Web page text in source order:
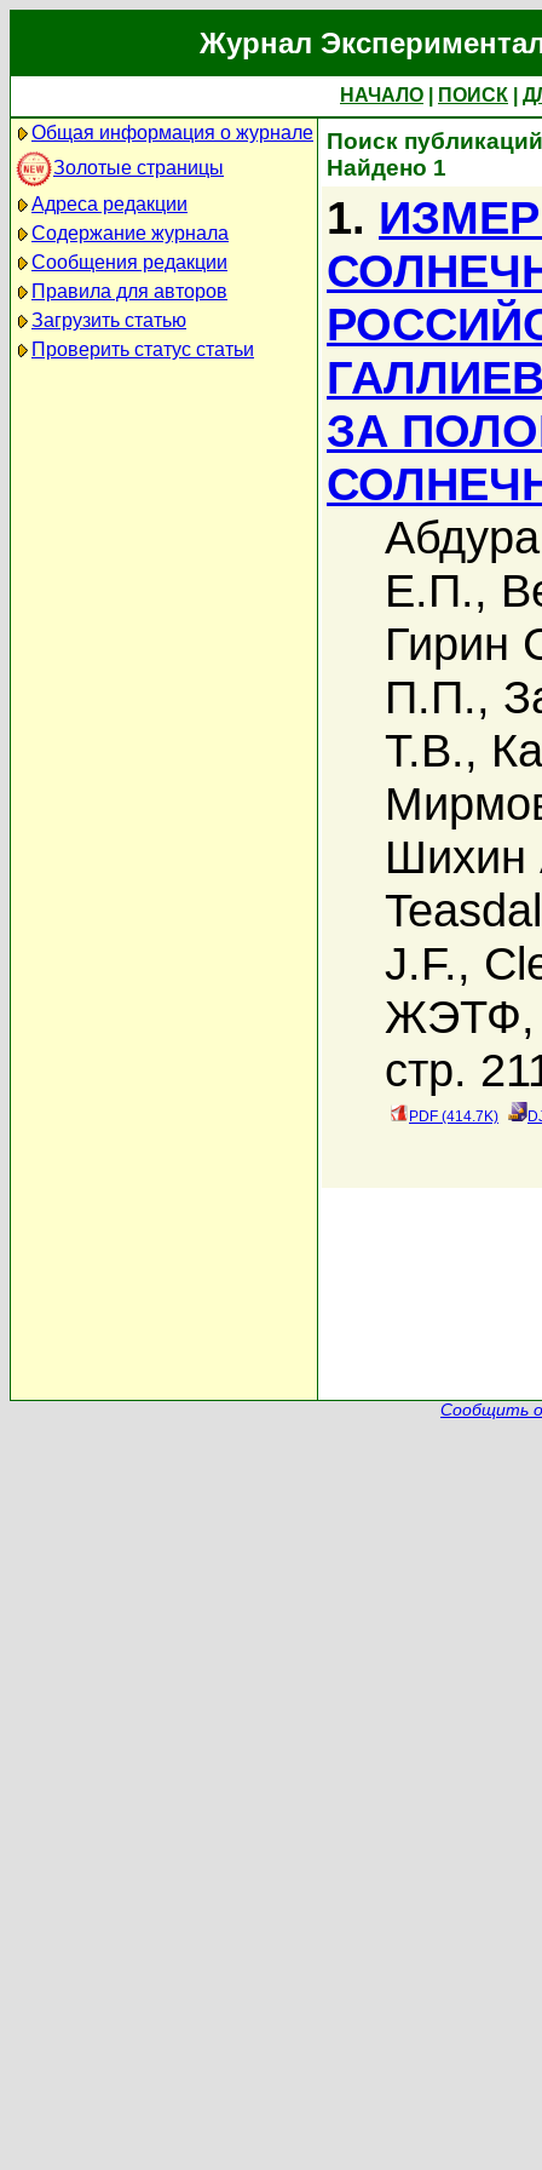
Журнал
НАЧАЛО ПОИСК
Общая информация о журнале
Золотые страницы
Адреса редакции
Содержание журнала
Сообщения редакции
Правила для авторов
Загрузить статью
Проверить статус статьи
Поиск
Найдено 1
1.
ЗА
Е.П.,
Гирин
П.П.,
Т.В.,
Шихин
J.F.,
ЖЭТФ,
стр.
PDF (414.7K)
Сообщить о